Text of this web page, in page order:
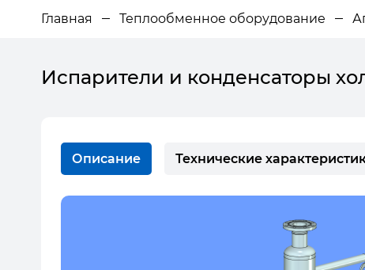
Главная Теплообменное оборудование
Испарители и конденсаторы
Описание Технические